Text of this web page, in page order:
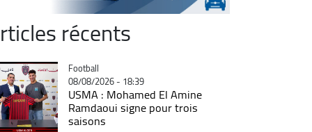
récents
Catégorie
Football
08/08/2026 - 18:39
USMA : Mohamed El Amine
Ramdaoui signe pour trois
saisons